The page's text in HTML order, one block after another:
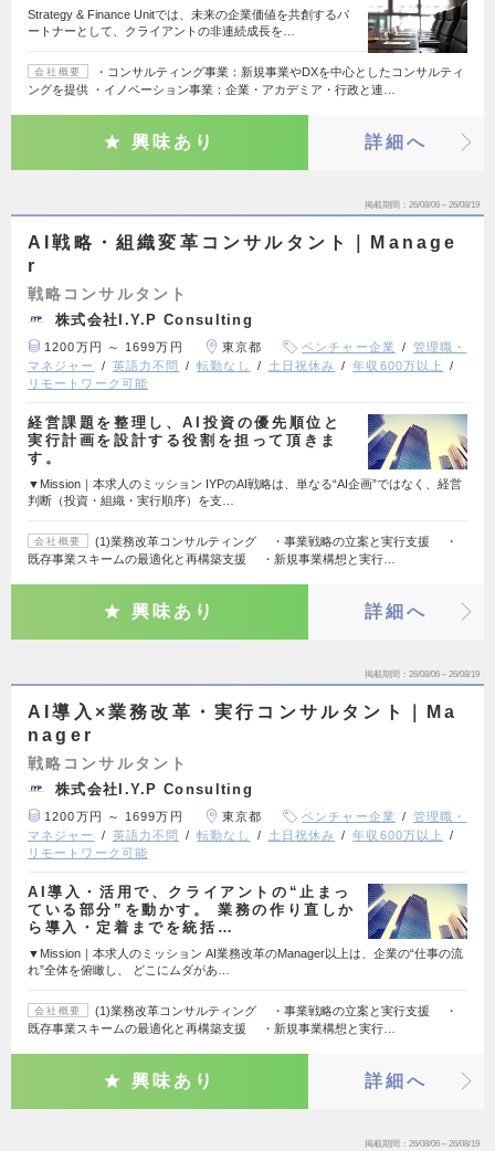
Strategy & Finance Unitでは、未来の企業価値を共創するパ
ートナーとして、クライアントの非連続成長を…
会社概要
・コンサルティング事業：新規事業やDXを中心としたコンサルティ
ングを提供 ・イノベーション事業：企業・アカデミア・行政と連…
興味あり 詳細へ
掲載期間 26/08/06～26/08/19
AI戦略・組織変革コンサルタント｜Manage
r
戦略コンサルタント
株式会社I.Y.P Consulting
1200万円 ～ 1699万円 東京都 ベンチャー企業
管理職・
マネジャー
英語力不問 転勤なし 土日祝休み
年収600万以上
リモートワーク可能
経営課題を整理し、AI投資の優先順位と
実行計画を設計する役割を担って頂きま
す。
▼Mission｜本求人のミッション IYPのAI戦略は、単なる“AI企画”ではなく、経営
判断（投資・組織・実行順序）を支…
会社概要
(1)業務改革コンサルティング ・事業戦略の立案と実行支援 ・
既存事業スキームの最適化と再構築支援 ・新規事業構想と実行…
興味あり 詳細へ
掲載期間 26/08/06～26/08/19
AI導入×業務改革・実行コンサルタント｜Ma
nager
戦略コンサルタント
株式会社I.Y.P Consulting
1200万円 ～ 1699万円 東京都 ベンチャー企業
管理職・
マネジャー
英語力不問 転勤なし 土日祝休み
年収600万以上
リモートワーク可能
AI導入・活用で、クライアントの“止まっ
ている部分”を動かす。 業務の作り直しか
ら導入・定着までを統括…
▼Mission｜本求人のミッション AI業務改革のManager以上は、企業の“仕事の流
れ”全体を俯瞰し、 どこにムダがあ…
会社概要
(1)業務改革コンサルティング ・事業戦略の立案と実行支援 ・
既存事業スキームの最適化と再構築支援 ・新規事業構想と実行…
興味あり 詳細へ
掲載期間 26/08/06～26/08/19